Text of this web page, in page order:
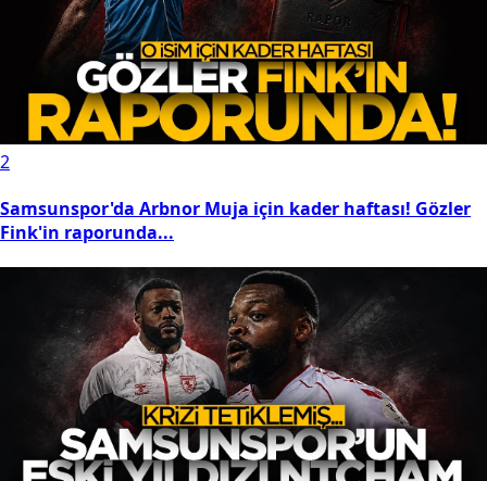
2
Samsunspor'da Arbnor Muja için kader haftası! Gözler
Fink'in raporunda...